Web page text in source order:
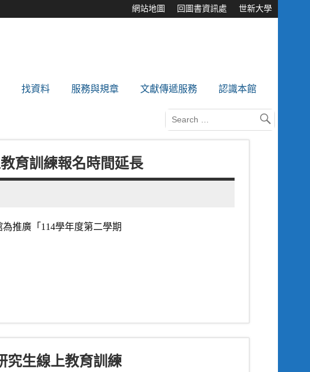
網站地圖 回圖書資訊處 世新大學
找資料 服務與規章 文獻傳遞服務 認識本館
育訓練報名時間延長
推廣「114學年度第二學期
究生線上教育訓練